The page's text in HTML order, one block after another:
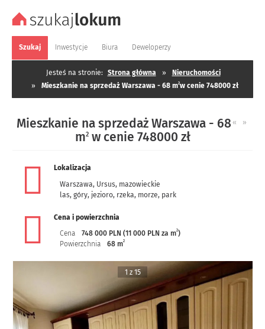
Szukaj Inwestycje Biura Deweloperzy
Jesteś na stronie: Strona główna »
Nieruchomości
»
Mieszkanie na sprzedaż Warszawa - 68 m2w cenie 748000 zł
« »
Mieszkanie na sprzedaż Warszawa - 68
m2w cenie 748000 zł
Lokalizacja
Warszawa, Ursus, mazowieckie
las, góry, jezioro, rzeka, morze, park
Cena i powierzchnia
Cena
748 000 PLN (11 000 PLN za m2)
Powierzchnia
68 m2
1 z 15